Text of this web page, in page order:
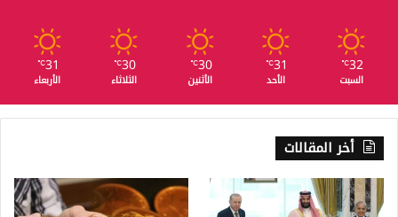
32
℃
السبت
31
℃
الأحد
30
℃
الأثنين
30
℃
الثلاثاء
31
℃
الأربعاء
أخر المقالات